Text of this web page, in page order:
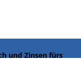
und Zinsen fürs